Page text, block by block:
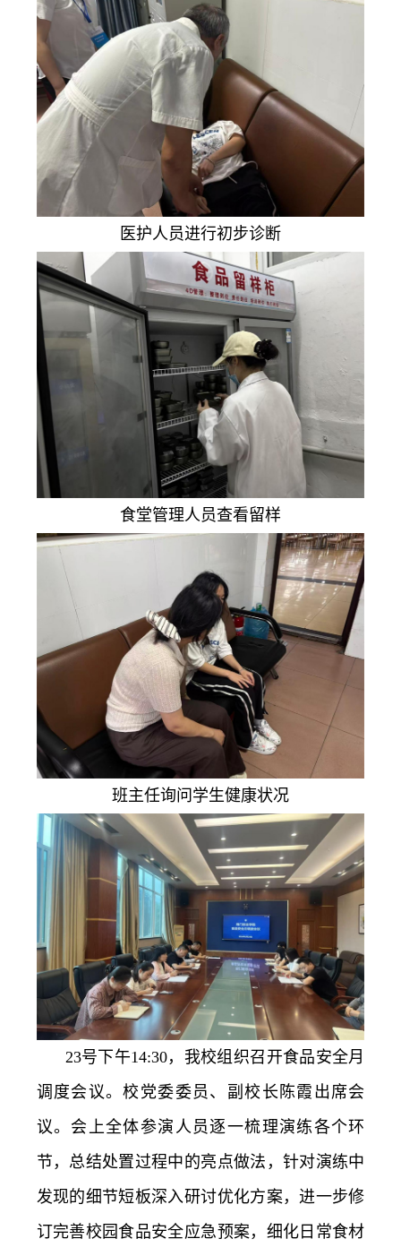
医护人员进行初步诊断
食堂管理人员查看留样
班主任询问学生健康状况
23号下午14:30，我校组织召开食品安全月
调度会议。校党委委员、副校长陈霞出席会
议。会上全体参演人员逐一梳理演练各个环
节，总结处置过程中的亮点做法，针对演练中
发现的细节短板深入研讨优化方案，进一步修
订完善校园食品安全应急预案，细化日常食材